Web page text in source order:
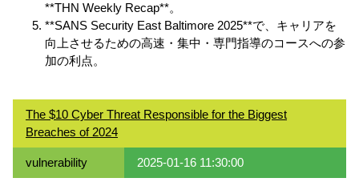
**THN Weekly Recap**。
**SANS Security East Baltimore 2025**で、キャリアを
向上させるための高速・集中・専門指導のコースへの参
加の利点。
The $10 Cyber Threat Responsible for the Biggest
Breaches of 2024
vulnerability 2025-01-16 11:30:00